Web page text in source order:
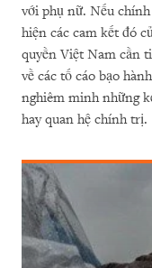
với phụ nữ. Nếu
hiện các cam kết đó
quyền Việt Nam cần
về các tố cáo bạo
nghiêm minh những
hay quan hệ chính trị.